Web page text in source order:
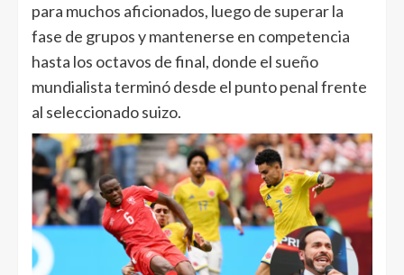
para muchos aficionados, luego de superar la
fase de grupos y mantenerse en competencia
hasta los octavos de final, donde el sueño
mundialista terminó desde el punto penal frente
al seleccionado suizo.